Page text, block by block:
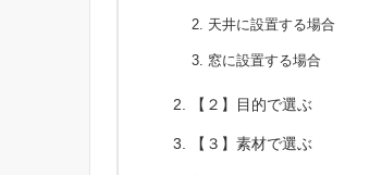
天井に設置する場合
窓に設置する場合
【２】目的で選ぶ
【３】素材で選ぶ